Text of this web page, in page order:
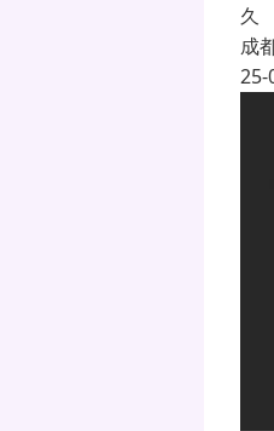
久
成
25-